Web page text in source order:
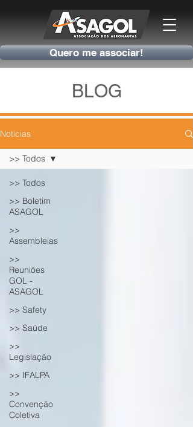
Quero me associar!
BLOG
Notícias
>> Todos
>> Boletim
ASAGOL
>>
Assembleias
>>
Reuniões
GOL -
ASAGOL
>> Safety
>> Saúde
>>
Legislação
>> IFALPA
>>
Convenção
Coletiva
>> Todos